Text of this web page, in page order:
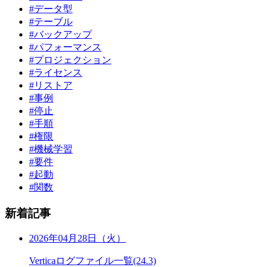
#データ型
#テーブル
#バックアップ
#パフォーマンス
#プロジェクション
#ライセンス
#リストア
#事例
#停止
#手順
#権限
#機械学習
#要件
#起動
#関数
新着記事
2026年04月28日（火）
Verticaログファイル一覧(24.3)